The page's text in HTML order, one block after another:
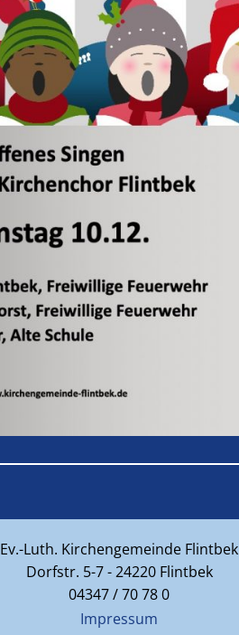
Ev.-Luth. Kirchengemeinde Flintbek
Dorfstr. 5-7 - 24220 Flintbek
04347 / 70 78 0
Impressum